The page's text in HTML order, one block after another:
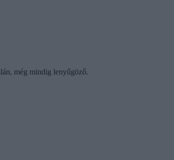
még mindig lenyűgöző.